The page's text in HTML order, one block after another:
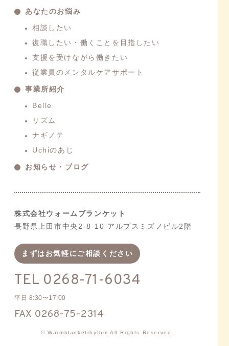
株式会社ウォームブランケット
長野県上田市中央2-8-10 アルプスミズノビル2階
まずはお気軽にご相談ください
TEL 0268-71-6034
平日 8:30〜17:00
FAX 0268-75-2314
© Warmblanketrhythm All Rights Reserved.
あなたのお悩み
相談したい
復職したい・働くことを目指したい
支援を受けながら働きたい
従業員のメンタルケアサポート
事業所紹介
Belle
リズム
ナギノテ
Uchiのあじ
お知らせ・ブログ